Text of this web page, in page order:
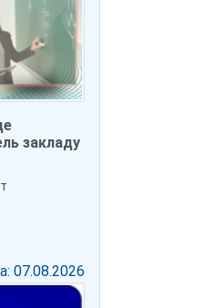
закладу
07.08.2026